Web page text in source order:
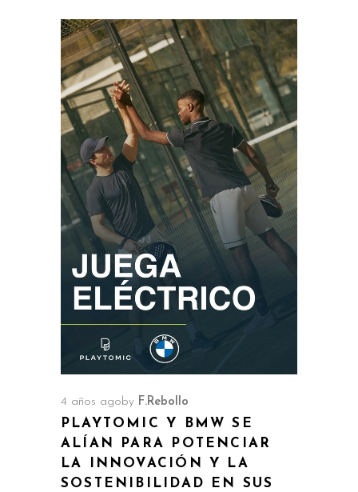
4 años ago by F.Rebollo
PLAYTOMIC Y BMW SE
ALÍAN PARA POTENCIAR
LA INNOVACIÓN Y LA
SOSTENIBILIDAD EN SUS